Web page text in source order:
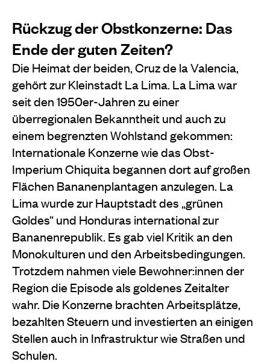
Rückzug der Obstkonzerne: Das
Ende der guten Zeiten?
Die Heimat der beiden, Cruz de la Valencia,
gehört zur Kleinstadt La Lima. La Lima war
seit den 1950er-Jahren zu einer
überregionalen Bekanntheit und auch zu
einem begrenzten Wohlstand gekommen:
Internationale Konzerne wie das Obst-
Imperium Chiquita begannen dort auf großen
Flächen Bananenplantagen anzulegen. La
Lima wurde zur Hauptstadt des „grünen
Goldes“ und Honduras international zur
Bananenrepublik. Es gab viel Kritik an den
Monokulturen und den Arbeitsbedingungen.
Trotzdem nahmen viele Bewohner:innen der
Region die Episode als goldenes Zeitalter
wahr. Die Konzerne brachten Arbeitsplätze,
bezahlten Steuern und investierten an einigen
Stellen auch in Infrastruktur wie Straßen und
Schulen.